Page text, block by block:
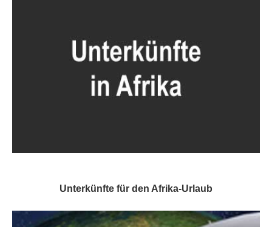
Unterkünfte für den Afrika-Urlaub